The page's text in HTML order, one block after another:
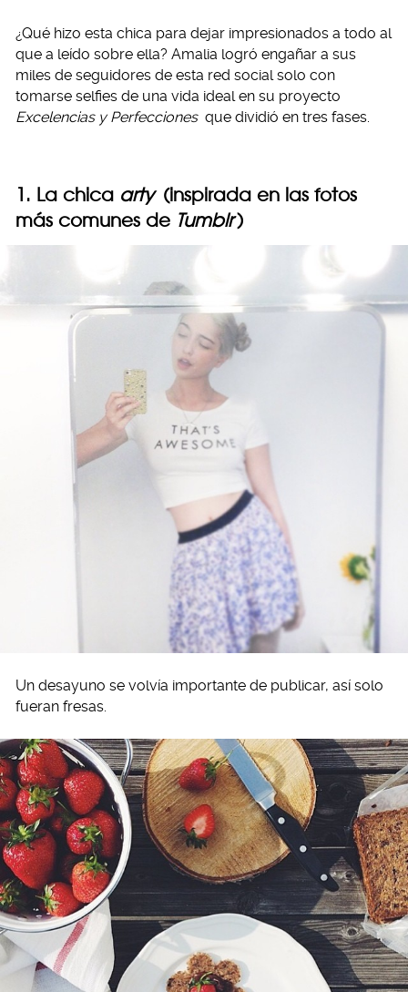
¿Qué hizo esta chica para dejar impresionados a todo al
que a leído sobre ella? Amalia logró engañar a sus
miles de seguidores de esta red social solo con
tomarse selfies de una vida ideal en su proyecto
Excelencias y Perfecciones que dividió en tres fases.
1. La chica arty(inspirada en las fotos
más comunes de Tumblr)
Un desayuno se volvía importante de publicar, así solo
fueran fresas.